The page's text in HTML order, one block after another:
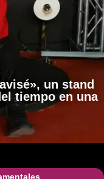
un stand
tiempo en una